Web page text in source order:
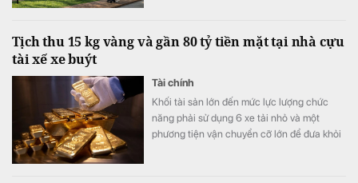
Tịch thu 15 kg vàng và gần 80 tỷ tiền mặt tại nhà cựu
tài xế xe buýt
Tài chính
Khối tài sản lớn đến mức lực lượng chức
năng phải sử dụng 6 xe tải nhỏ và một
phương tiện vận chuyển cỡ lớn để đưa khỏi